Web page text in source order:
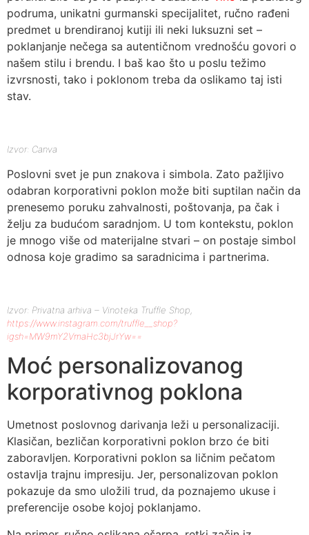
podruma, unikatni gurmanski specijalitet, ručno rađeni
predmet u brendiranoj kutiji ili neki luksuzni set –
poklanjanje nečega sa autentičnom vrednošću govori o
našem stilu i brendu. I baš kao što u poslu težimo
izvrsnosti, tako i poklonom treba da oslikamo taj isti
stav.
Izvor: Canva
Poslovni svet je pun znakova i simbola. Zato pažljivo
odabran korporativni poklon može biti suptilan način da
prenesemo poruku zahvalnosti, poštovanja, pa čak i
želju za budućom saradnjom. U tom kontekstu, poklon
je mnogo više od materijalne stvari – on postaje simbol
odnosa koje gradimo sa saradnicima i partnerima.
Izvor: Privatna arhiva – Vinoteka Truffle Shop,
https://www.instagram.com/truffle__shop?
igsh=MW9mY2VmaHc3bjJrYw==
Moć personalizovanog
korporativnog poklona
Umetnost poslovnog darivanja leži u personalizaciji.
Klasičan, bezličan korporativni poklon brzo će biti
zaboravljen. Korporativni poklon sa ličnim pečatom
ostavlja trajnu impresiju. Jer, personalizovan poklon
pokazuje da smo uložili trud, da poznajemo ukuse i
preferencije osobe kojoj poklanjamo.